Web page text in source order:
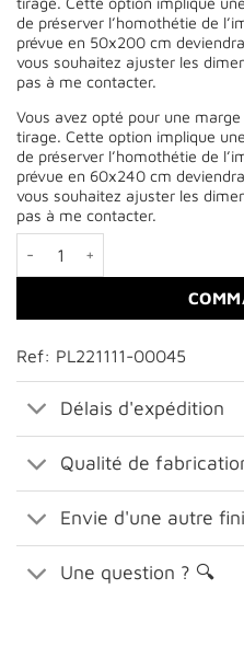
de préserver l’homothétie de
prévue en 50x200 cm
vous souhaitez ajuster les
pas à me contacter.
Vous avez opté pour une
tirage. Cette option implique
de préserver l’homothétie de
prévue en 60x240 cm
vous souhaitez ajuster les
pas à me contacter.
Ref: PL221111-00045
Délais d'expédition
Qualité de
Envie d'une autre
Une question ? 🔍